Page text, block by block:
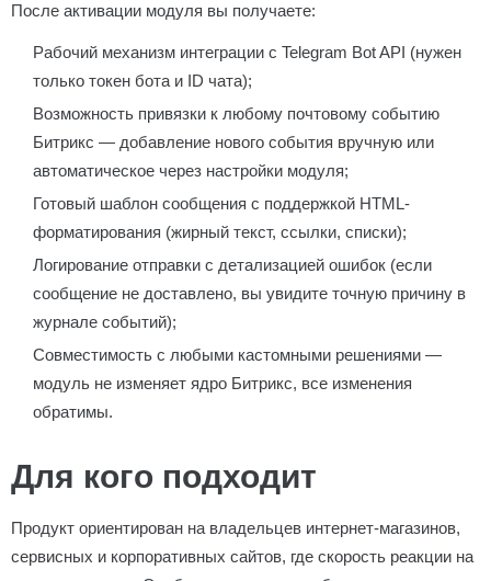
После активации модуля вы получаете:
Рабочий механизм интеграции с Telegram Bot API (нужен
только токен бота и ID чата);
Возможность привязки к любому почтовому событию
Битрикс — добавление нового события вручную или
автоматическое через настройки модуля;
Готовый шаблон сообщения с поддержкой HTML-
форматирования (жирный текст, ссылки, списки);
Логирование отправки с детализацией ошибок (если
сообщение не доставлено, вы увидите точную причину в
журнале событий);
Совместимость с любыми кастомными решениями —
модуль не изменяет ядро Битрикс, все изменения
обратимы.
Для кого подходит
Продукт ориентирован на владельцев интернет-магазинов,
сервисных и корпоративных сайтов, где скорость реакции на